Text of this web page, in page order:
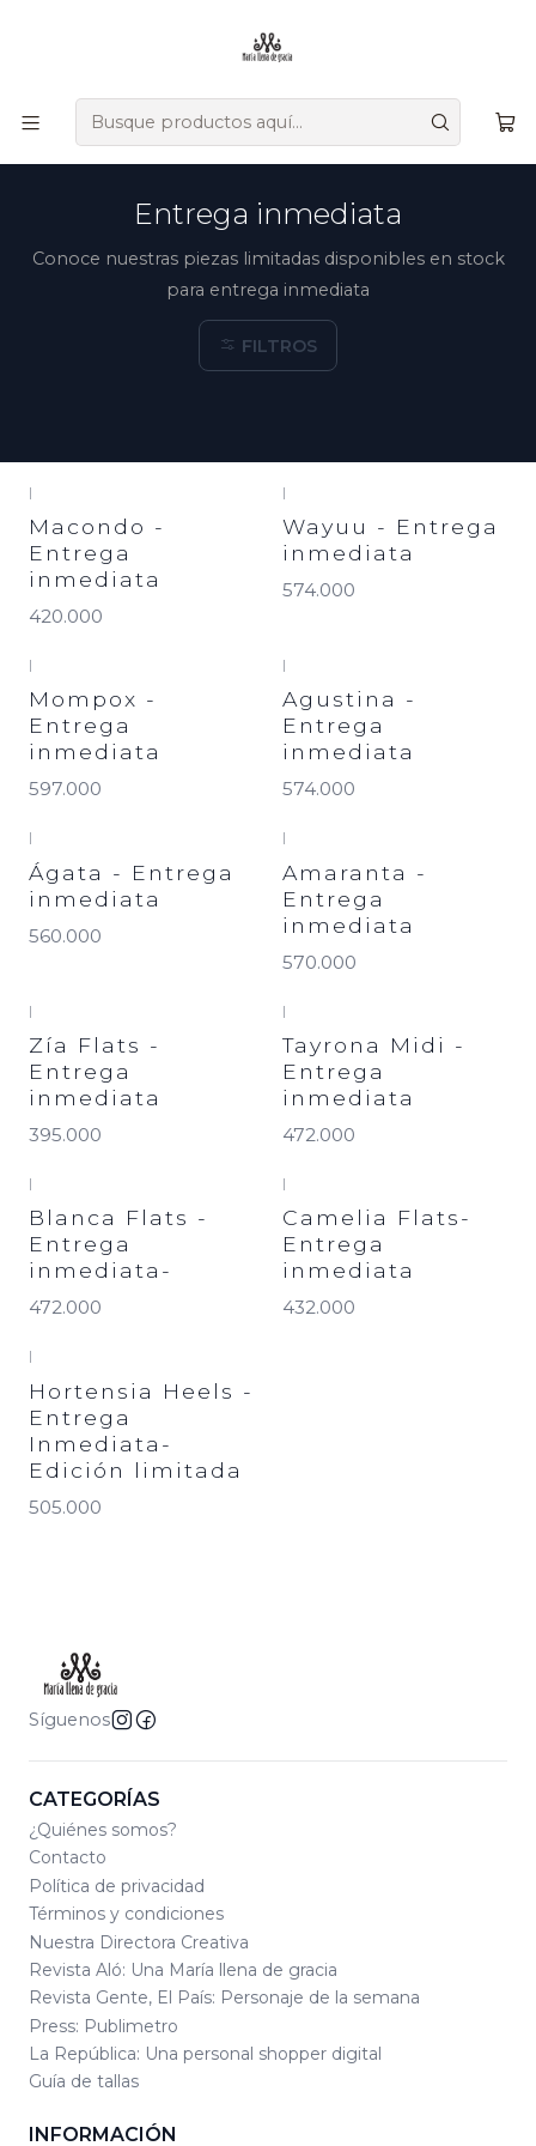
diseño y comodidad, creados a mano por artesanos
colombianos que transmiten su herencia en cada detalle.
Entrega inmediata
Conoce nuestras piezas limitadas disponibles en stock
para entrega inmediata
FILTROS
|
Macondo -
Entrega
inmediata
420.000
|
Wayuu - Entrega
inmediata
574.000
|
Mompox -
Entrega
inmediata
597.000
|
Agustina -
Entrega
inmediata
574.000
|
Ágata - Entrega
inmediata
560.000
|
Amaranta -
Entrega
inmediata
570.000
|
Zía Flats -
Entrega
inmediata
395.000
|
Tayrona Midi -
Entrega
inmediata
472.000
|
Blanca Flats -
Entrega
inmediata-
472.000
|
Camelia Flats-
Entrega
inmediata
432.000
|
Hortensia Heels -
Entrega
Inmediata-
Edición limitada
505.000
Síguenos
CATEGORÍAS
¿Quiénes somos?
Contacto
Política de privacidad
Términos y condiciones
Nuestra Directora Creativa
Revista Aló: Una María llena de gracia
Revista Gente, El País: Personaje de la semana
Press: Publimetro
La República: Una personal shopper digital
Guía de tallas
INFORMACIÓN